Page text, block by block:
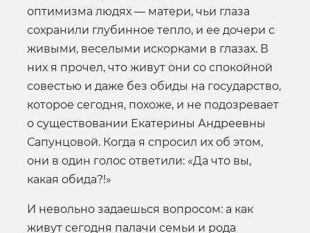
оптимизма людях — матери, чьи глаза
сохранили глубинное тепло, и ее дочери с
живыми, веселыми искорками в глазах. В
них я прочел, что живут они со спокойной
совестью и даже без обиды на государство,
которое сегодня, похоже, и не подозревает
о существовании Екатерины Андреевны
Сапунцовой. Когда я спросил их об этом,
они в один голос ответили: «Да что вы,
какая обида?!»
И невольно задаешься вопросом: а как
живут сегодня палачи семьи и рода